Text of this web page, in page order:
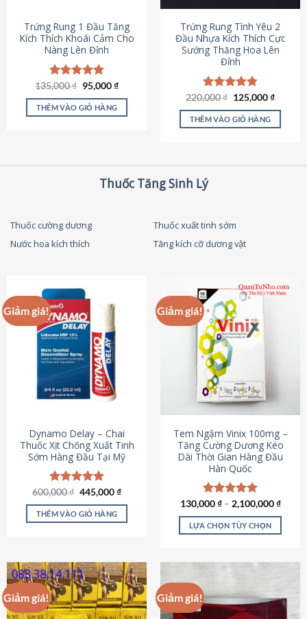
được
chọn
trên
trang
sản
phẩm
Trứng Rung 1 Đầu Tăng
Kích Thích Khoái Cảm Cho
Nàng Lên Đỉnh
Được xếp
hạng4.87
5 sao
135,000₫ Giá
gốc
là:
135,000 ₫.
95,000₫Giá
tại
THÊM VÀO GIỎ HÀNG
Trứng Rung Tình Yêu 2
Đầu Nhựa Kích Thích Cực
Sướng Thăng Hoa Lên
Đỉnh
Được xếp
hạng4.79
5 sao
220,000₫ Giá
là:
220,000 ₫.
125,000₫Giá
tại
THÊM VÀO GIỎ HÀNG
Thuốc Tăng Sinh Lý
Thuốc cường dương
Thuốc xuất tinh sớm
Nước hoa kích thích
Tăng kích cỡ dương vật
Giảm giá!
Dynamo Delay – Chai
Thuốc Xịt Chống Xuất Tinh
Sớm Hàng Đầu Tại Mỹ
Được xếp
hạng5.00
5 sao
600,000₫ Giá
là:
600,000 ₫.
445,000₫Giá
tại
THÊM VÀO GIỎ HÀNG
Giảm giá!
Tem Ngậm Vinix 100mg –
Tăng Cường Dương Kéo
Dài Thời Gian Hàng Đầu
Hàn Quốc
Được xếp
hạng5.00
5 sao
130,000₫– 2,100,000₫
LỰA CHỌN TÙY CHỌN
nhiều
biến
Giảm giá! Giảm giá!